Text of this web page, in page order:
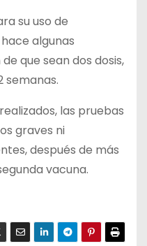
su uso de
algunas
que sean dos dosis,
semanas.
las pruebas
graves ni
después de más
vacuna.